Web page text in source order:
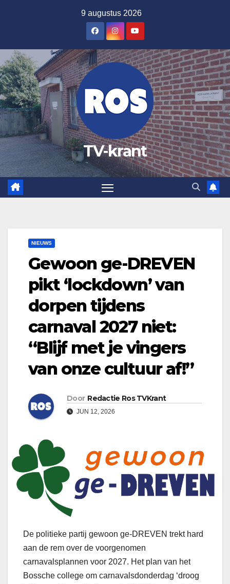
inhoud
9 augustus 2026
TV-krant
NIEUWS
Gewoon ge-DREVEN
pikt ‘lockdown’ van
dorpen tijdens
carnaval 2027 niet:
“Blijf met je vingers
van onze cultuur af!”
Door Redactie Ros TVKrant
JUN 12, 2026
De politieke partij gewoon ge-DREVEN trekt hard
aan de rem over de voorgenomen
carnavalsplannen voor 2027. Het plan van het
Bossche college om carnavalsdonderdag ‘droog